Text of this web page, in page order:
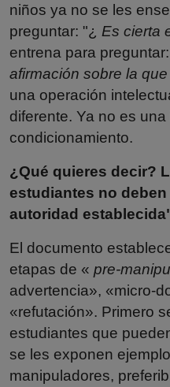
niños ya no se les
preguntar: "¿ Es cierta
entrena para preguntar:
afirmación sobre la
una operación
diferente. Ya no es
condicionamiento.
¿Qué quieres decir?
estudiantes no
autoridad
El documento
etapas de « pre-
advertencia», «micro-
«refutación». Primero
estudiantes que
se les exponen
manipuladores,